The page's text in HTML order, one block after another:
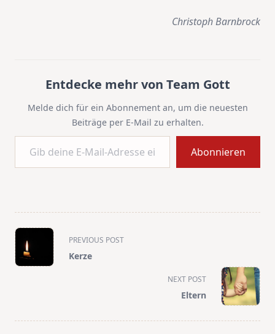
Christoph Barnbrock
Entdecke mehr von Team Gott
Melde dich für ein Abonnement an, um die neuesten
Beiträge per E-Mail zu erhalten.
Gib deine E-Mail-Adresse ein ...
Abonnieren
<span
class="nav-
subtitle
PREVIOUS POST
Kerze
NEXT POST
Eltern